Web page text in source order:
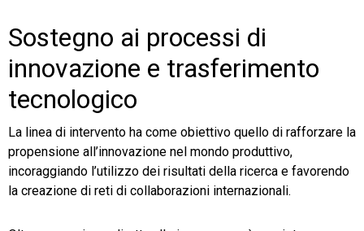
Sostegno ai processi di
innovazione e trasferimento
tecnologico
La linea di intervento ha come obiettivo quello di rafforzare la
propensione all’innovazione nel mondo produttivo,
incoraggiando l’utilizzo dei risultati della ricerca e favorendo
la creazione di reti di collaborazioni internazionali.